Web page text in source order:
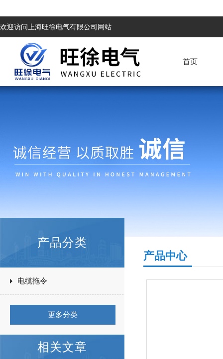
欢迎访问上海旺徐电气有限公司网站
首页
产品分类
电缆拖令
更多分类
相关文章
产品中心